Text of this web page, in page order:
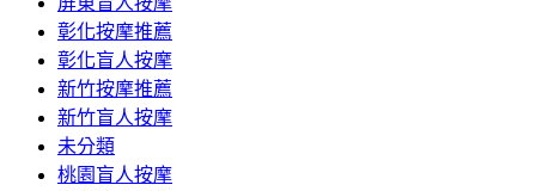
彰化按摩推薦
彰化盲人按摩
新竹按摩推薦
新竹盲人按摩
未分類
桃園盲人按摩